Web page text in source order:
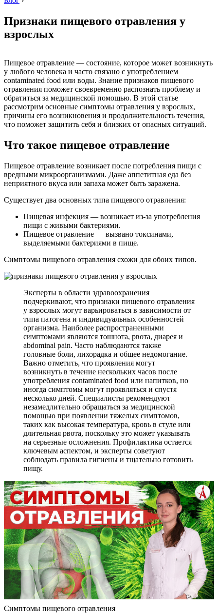
Признаки пищевого отравления у
взрослых
Пищевое отравление — состояние, которое может возникнуть
у любого человека и часто связано с употреблением
contaminated food или воды. Знание признаков пищевого
отравления поможет своевременно распознать проблему и
обратиться за медицинской помощью. В этой статье
рассмотрим основные симптомы отравления у взрослых,
причины его возникновения и продолжительность течения,
что поможет защитить себя и близких от опасных ситуаций.
Что такое пищевое отравление
Пищевое отравление возникает после потребления пищи с
вредными микроорганизмами. Даже аппетитная еда без
неприятного вкуса или запаха может быть заражена.
Существует два основных типа пищевого отравления:
Пищевая инфекция — возникает из-за употребления
пищи с живыми бактериями.
Пищевое отравление — вызвано токсинами,
выделяемыми бактериями в пище.
Симптомы пищевого отравления схожи для обоих типов.
Эксперты в области здравоохранения
подчеркивают, что признаки пищевого отравления
у взрослых могут варьироваться в зависимости от
типа патогена и индивидуальных особенностей
организма. Наиболее распространенными
симптомами являются тошнота, рвота, диарея и
abdominal pain. Часто наблюдаются также
головные боли, лихорадка и общее недомогание.
Важно отметить, что проявления могут
возникнуть в течение нескольких часов после
употребления contaminated food или напитков, но
иногда симптомы могут проявляться и спустя
несколько дней. Специалисты рекомендуют
незамедлительно обращаться за медицинской
помощью при появлении тяжелых симптомов,
таких как высокая температура, кровь в стуле или
длительная рвота, поскольку это может указывать
на серьезные осложнения. Профилактика остается
ключевым аспектом, и эксперты советуют
соблюдать правила гигиены и тщательно готовить
пищу.
Симптомы пищевого отравления